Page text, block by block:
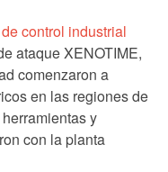
control industrial
ataque XENOTIME,
comenzaron a
en las regiones de
y
con la planta